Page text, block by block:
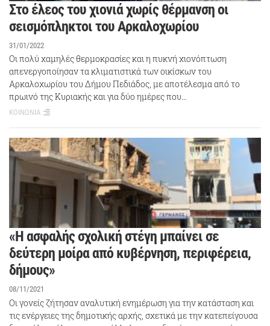
Στο έλεος του χιονιά χωρίς θέρμανση οι
σεισμόπληκτοι του Αρκαλοχωρίου
31/01/2022
Οι πολύ χαμηλές θερμοκρασίες και η πυκνή χιονόπτωση
απενεργοποίησαν τα κλιματιστικά των οικίσκων του
Αρκαλοχωρίου του Δήμου Πεδιάδος, με αποτέλεσμα από το
πρωινό της Κυριακής και για δύο ημέρες που…
ΚΟΙΝΩΝΙΑ
«Η ασφαλής σχολική στέγη μπαίνει σε
δεύτερη μοίρα από κυβέρνηση, περιφέρεια,
δήμους»
08/11/2021
Οι γονείς ζήτησαν αναλυτική ενημέρωση για την κατάσταση και
τις ενέργειες της δημοτικής αρχής, σχετικά με την κατεπείγουσα